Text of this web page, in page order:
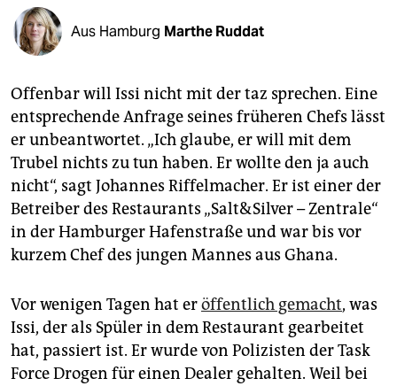
fragen & hilfe
abo
genossenschaft
epaper login
Aus Hamburg Marthe Ruddat
Offenbar will Issi nicht mit der taz sprechen. Eine
entsprechende Anfrage seines früheren Chefs lässt
er unbeantwortet. „Ich glaube, er will mit dem
Trubel nichts zu tun haben. Er wollte den ja auch
nicht“, sagt Johannes Riffelmacher. Er ist einer der
Betreiber des Restaurants „Salt&Silver – Zentrale“
in der Hamburger Hafenstraße und war bis vor
kurzem Chef des jungen Mannes aus Ghana.
Vor wenigen Tagen hat eröffentlich gemacht, was
Issi, der als Spüler in dem Restaurant gearbeitet
hat, passiert ist. Er wurde von Polizisten der Task
Force Drogen für einen Dealer gehalten. Weil bei